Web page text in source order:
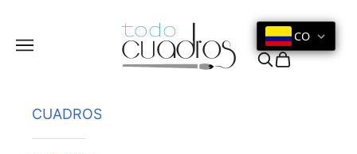
Menú
CO
Buscar
Cesta
CUADROS